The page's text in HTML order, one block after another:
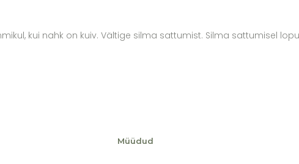
kui nahk on kuiv. Vältige silma sattumist. Silma sattumisel
Müüdud